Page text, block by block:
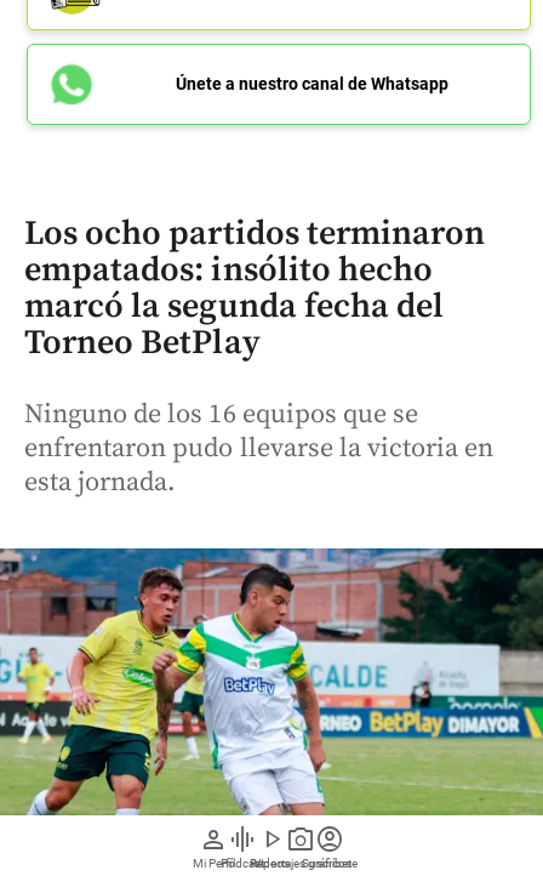
person
Mi Perfil
graphic_eq
Pódcast
play_arrow
Videos
photo_camera
Reportajes gráficos
account_circle
Suscríbete
Únete a nuestro canal de Whatsapp
Los ocho partidos terminaron
empatados: insólito hecho
marcó la segunda fecha del
Torneo BetPlay
Ninguno de los 16 equipos que se
enfrentaron pudo llevarse la victoria en
esta jornada.